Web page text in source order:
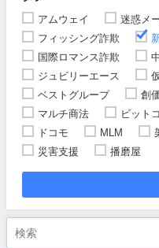
アムウェイ 迷惑メ
フィッシング詐欺
国際ロマンス詐欺
ジュビリーエース
ベストグループ
創
マルチ商法
ビット
ドコモ
MLM
災害支援
播磨屋